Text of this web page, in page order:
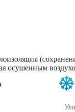
осушенным